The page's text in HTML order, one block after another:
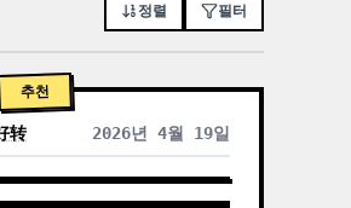
정렬 필터
추천
转 2026년 4월 19일